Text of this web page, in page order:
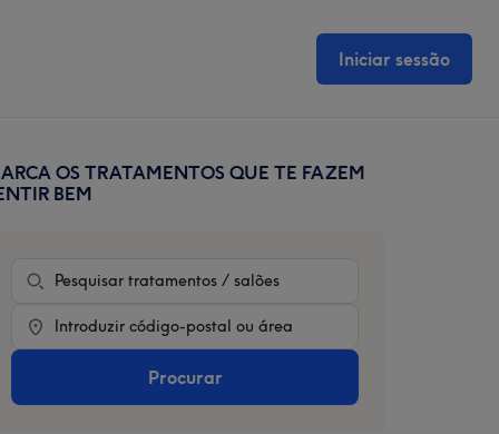
Iniciar sessão
OS TRATAMENTOS QUE TE FAZEM
BEM
Procurar